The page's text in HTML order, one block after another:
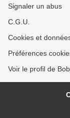
Signaler un abus
C.G.U.
Cookies et
Préférences
Voir le profil de